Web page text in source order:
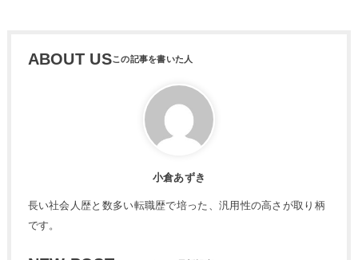
ABOUT US
小倉あずき
長い社会人歴と数多い転職歴で培った、汎用性の高さが取り柄
です。